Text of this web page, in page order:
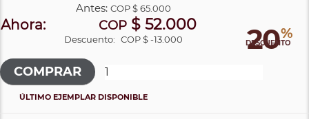
20%
DESCUENTO
Antes:COP$ 65.000
Ahora: COP $ 52.000
Descuento: COP $ -13.000
ÚLTIMO EJEMPLAR DISPONIBLE